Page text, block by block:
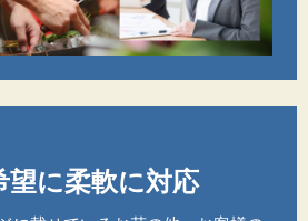
望に柔軟に対応